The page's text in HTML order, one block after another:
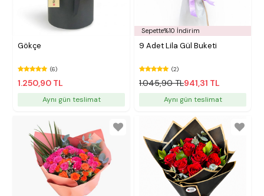
Gökçe
(6)
1.250,90 TL
Aynı gün teslimat
Sepette%10 İndirim
9 Adet Lila Gül Buketi
(2)
1.045,90 TL941,31 TL
Aynı gün teslimat